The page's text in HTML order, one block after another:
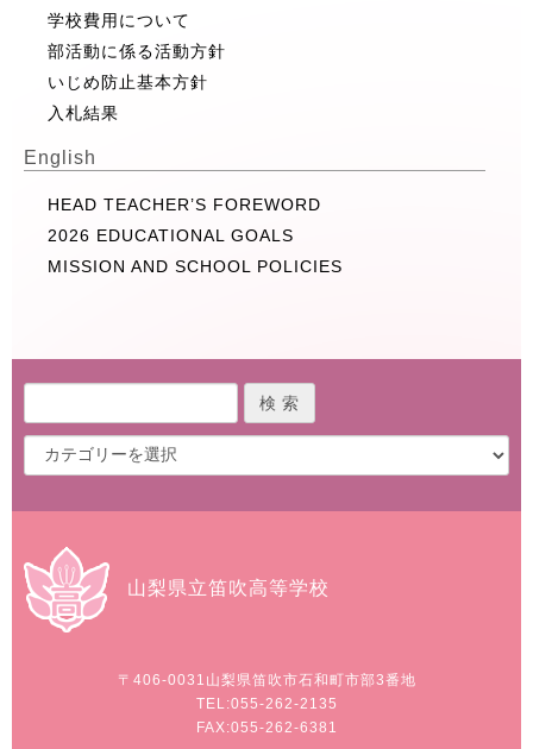
学校費用について
部活動に係る活動方針
いじめ防止基本方針
入札結果
English
HEAD TEACHER’S FOREWORD
2026 EDUCATIONAL GOALS
MISSION AND SCHOOL POLICIES
山梨県立笛吹高等学校
〒406-0031 山梨県笛吹市石和町市部3番地
TEL:055-262-2135
FAX:055-262-6381